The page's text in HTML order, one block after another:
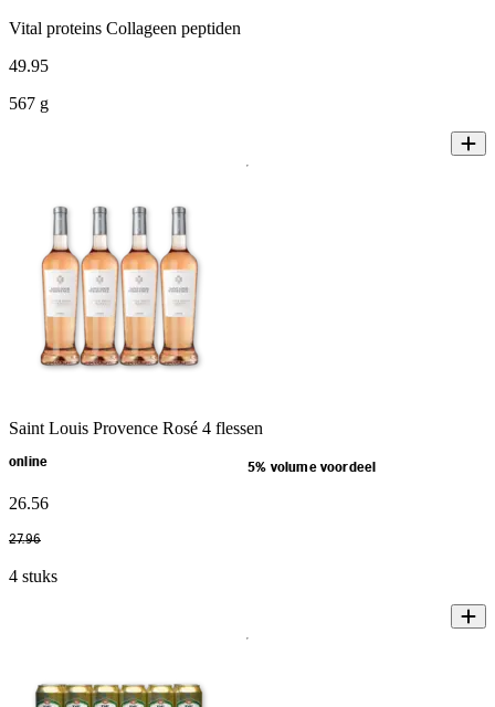
Vital proteins Collageen peptiden
49.95
567 g
Saint Louis Provence Rosé 4 flessen
online 5% volume voordeel
26.56
27.96
4 stuks